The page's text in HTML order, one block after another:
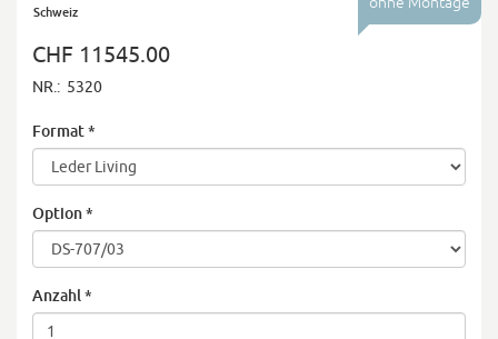
Schweiz
CHF 11545.00
NR.: 5320
Format*
Option*
Anzahl *